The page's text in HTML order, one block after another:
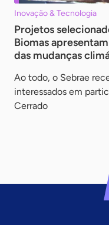
Inovação & Tecnologia
Projetos
Biomas
das mudanças
Ao todo, o Sebrae
interessados em
Cerrado